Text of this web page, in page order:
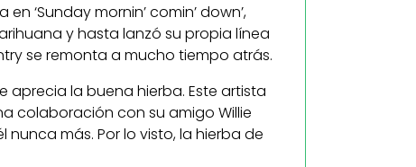
‘Sunday mornin’ comin’ down’,
y hasta lanzó su propia línea
se remonta a mucho tiempo atrás.
aprecia la buena hierba. Este artista
colaboración con su amigo Willie
más. Por lo visto, la hierba de